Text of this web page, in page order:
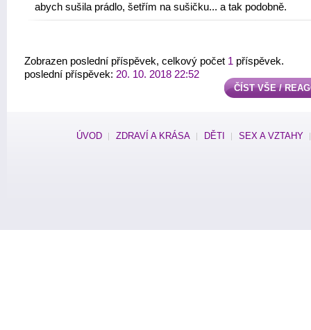
abych sušila prádlo, šetřím na sušičku... a tak podobně.
Zobrazen poslední příspěvek, celkový počet 1 příspěvek.
poslední příspěvek: 20. 10. 2018 22:52
ČÍST VŠE /
ÚVOD ZDRAVÍ A KRÁSA DĚTI SEX A VZTAHY